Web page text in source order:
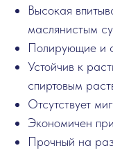
Высокая
маслянистым
Полирующие и
Устойчив к
спиртовым
Отсутствует
Экономичен
Прочный на